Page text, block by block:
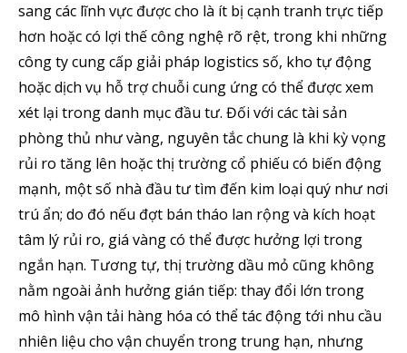
sang các lĩnh vực được cho là ít bị cạnh tranh trực tiếp
hơn hoặc có lợi thế công nghệ rõ rệt, trong khi những
công ty cung cấp giải pháp logistics số, kho tự động
hoặc dịch vụ hỗ trợ chuỗi cung ứng có thể được xem
xét lại trong danh mục đầu tư. Đối với các tài sản
phòng thủ như vàng, nguyên tắc chung là khi kỳ vọng
rủi ro tăng lên hoặc thị trường cổ phiếu có biến động
mạnh, một số nhà đầu tư tìm đến kim loại quý như nơi
trú ẩn; do đó nếu đợt bán tháo lan rộng và kích hoạt
tâm lý rủi ro, giá vàng có thể được hưởng lợi trong
ngắn hạn. Tương tự, thị trường dầu mỏ cũng không
nằm ngoài ảnh hưởng gián tiếp: thay đổi lớn trong
mô hình vận tải hàng hóa có thể tác động tới nhu cầu
nhiên liệu cho vận chuyển trong trung hạn, nhưng